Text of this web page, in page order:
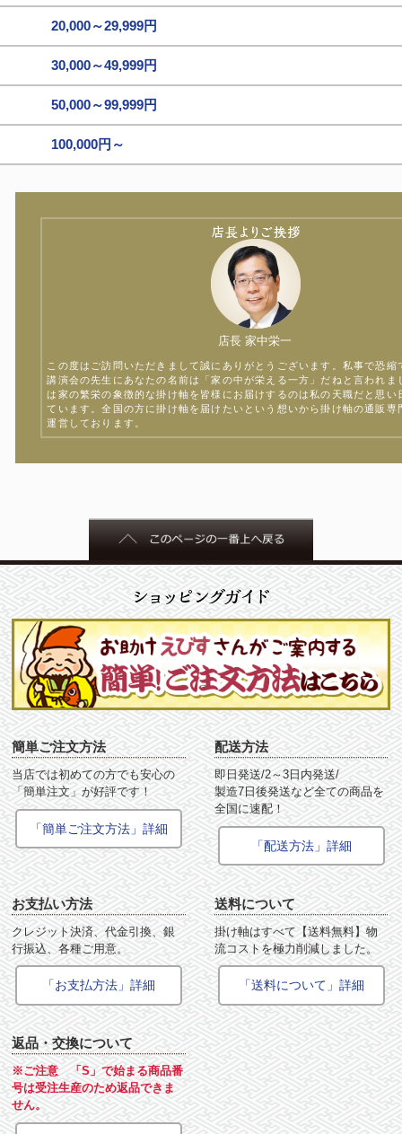
20,000～29,999円
30,000～49,999円
50,000～99,999円
100,000円～
店長 家中栄一
この度はご訪問いただきまして誠にありがとうございます。私事で恐縮
講演会の先生にあなたの名前は「家の中が栄える一方」だねと言われま
は家の繁栄の象徴的な掛け軸を皆様にお届けするのは私の天職だと思い
ています。全国の方に掛け軸を届けたいという想いから掛け軸の通販専
運営しております。
簡単ご注文方法
当店では初めての方でも安心の
「簡単注文」が好評です！
「簡単ご注文方法」詳細
配送方法
即日発送/2～3日内発送/
製造7日後発送など全ての商品を
全国に速配！
「配送方法」詳細
お支払い方法
クレジット決済、代金引換、銀
行振込、各種ご用意。
「お支払方法」詳細
送料について
掛け軸はすべて【送料無料】物
流コストを極力削減しました。
「送料について」詳細
返品・交換について
※ご注意 「S」で始まる商品番
号は受注生産のため返品できま
せん。